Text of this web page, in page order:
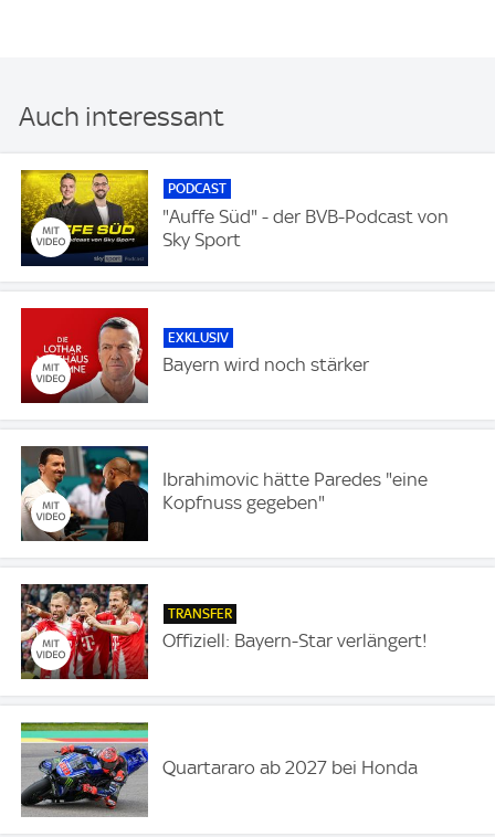
Auch interessant
PODCAST
"Auffe Süd" - der BVB-Podcast von
Sky Sport
EXKLUSIV
Bayern wird noch stärker
Ibrahimovic hätte Paredes "eine
Kopfnuss gegeben"
TRANSFER
Offiziell: Bayern-Star verlängert!
Quartararo ab 2027 bei Honda